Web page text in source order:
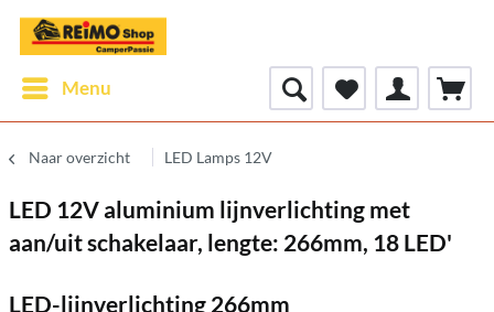
Menu
Naar overzicht LED Lamps 12V
LED 12V aluminium lijnverlichting met
aan/uit schakelaar, lengte: 266mm, 18 LED'
LED-lijnverlichting 266mm